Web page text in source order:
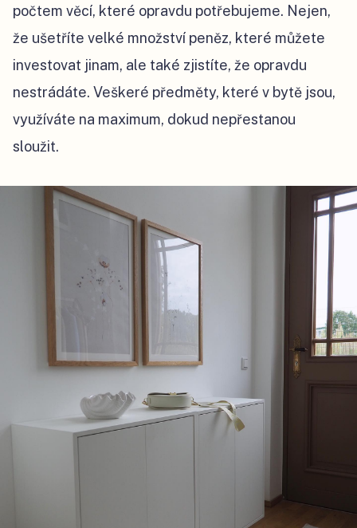
počtem věcí, které opravdu potřebujeme. Nejen,
že ušetříte velké množství peněz, které můžete
investovat jinam, ale také zjistíte, že opravdu
nestrádáte. Veškeré předměty, které v bytě jsou,
využíváte na maximum, dokud nepřestanou
sloužit.